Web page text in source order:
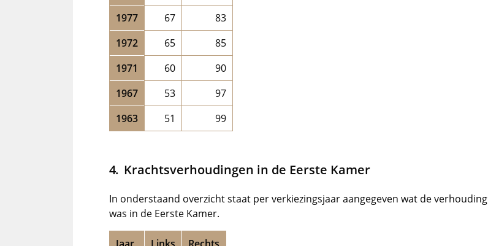
1977
67
83
1972
65
85
1971
60
90
1967
53
97
1963
51 99
Krachtsverhoudingen in de Eerste Kamer
In onderstaand overzicht staat per verkiezingsjaar aangegeven wat de verhouding
was in de Eerste Kamer.